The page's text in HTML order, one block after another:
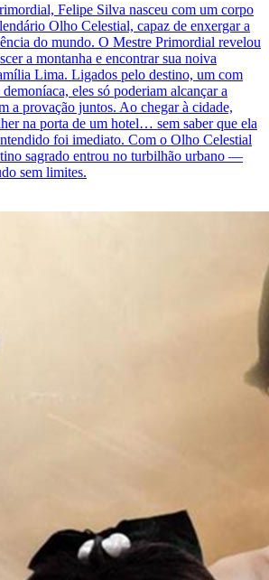
Felipe Silva nasceu com um corpo
Olho Celestial, capaz de enxergar a
do mundo. O Mestre Primordial revelou
a montanha e encontrar sua noiva
Lima. Ligados pelo destino, um com
eles só poderiam alcançar a
a provação juntos. Ao chegar à cidade,
na porta de um hotel… sem saber que ela
foi imediato. Com o Olho Celestial
sagrado entrou no turbilhão urbano —
sem limites.